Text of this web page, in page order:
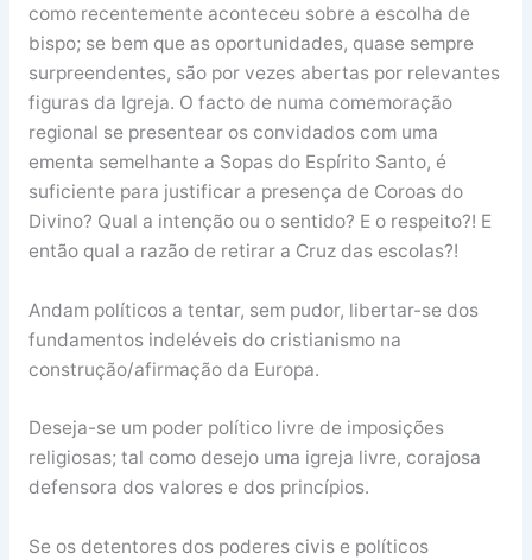
como recentemente aconteceu sobre a escolha de
bispo; se bem que as oportunidades, quase sempre
surpreendentes, são por vezes abertas por relevantes
figuras da Igreja. O facto de numa comemoração
regional se presentear os convidados com uma
ementa semelhante a Sopas do Espírito Santo, é
suficiente para justificar a presença de Coroas do
Divino? Qual a intenção ou o sentido? E o respeito?! E
então qual a razão de retirar a Cruz das escolas?!
Andam políticos a tentar, sem pudor, libertar-se dos
fundamentos indeléveis do cristianismo na
construção/afirmação da Europa.
Deseja-se um poder político livre de imposições
religiosas; tal como desejo uma igreja livre, corajosa
defensora dos valores e dos princípios.
Se os detentores dos poderes civis e políticos